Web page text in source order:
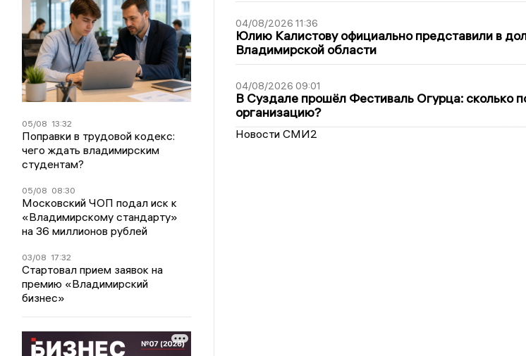
05/08 13:32
Поправки в трудовой кодекс:
чего ждать владимирским
студентам?
05/08 08:30
Московский ЧОП подал иск к
«Владимирскому стандарту»
на 36 миллионов рублей
03/08 17:32
Стартовал прием заявок на
премию «Владимирский
бизнес»
04/08/2026 11:36
Юлию Калистову официально представили в
Владимирской области
04/08/2026 09:01
В Суздале прошёл Фестиваль Огурца: сколько
организацию?
Новости СМИ2